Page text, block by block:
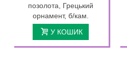
позолота, Грецький
орнамент, б/кам.
У КОШИК